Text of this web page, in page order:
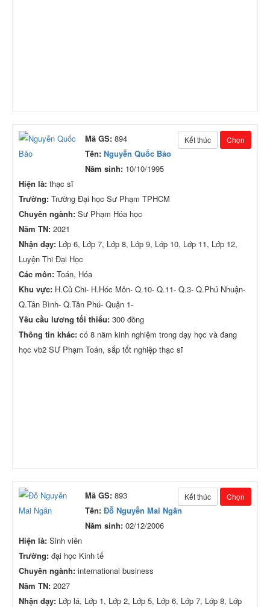
Kết thúc Chọn
Mã GS: 894
Tên: Nguyễn Quốc Bảo
Năm sinh: 10/10/1995
Hiện là: thạc sĩ
Trường: Trường Đại học Sư Phạm TPHCM
Chuyên ngành: Sư Phạm Hóa học
Năm TN: 2021
Nhận dạy: Lớp 6, Lớp 7, Lớp 8, Lớp 9, Lớp 10, Lớp 11, Lớp 12,
Luyện Thi Đại Học
Các môn: Toán, Hóa
Khu vực: H.Củ Chi- H.Hóc Môn- Q.10- Q.11- Q.3- Q.Phú Nhuận-
Q.Tân Bình- Q.Tân Phú- Quận 1-
Yêu cầu lương tối thiểu: 300 đồng
Thông tin khác: có 8 năm kinh nghiệm trong dạy học và đang
học vb2 SƯ Phạm Toán, sắp tốt nghiệp thạc sĩ
Kết thúc Chọn
Mã GS: 893
Tên: Đỗ Nguyễn Mai Ngân
Năm sinh: 02/12/2006
Hiện là: Sinh viên
Trường: đại học Kinh tế
Chuyên ngành: international business
Năm TN: 2027
Nhận dạy: Lớp lá, Lớp 1, Lớp 2, Lớp 5, Lớp 6, Lớp 7, Lớp 8, Lớp